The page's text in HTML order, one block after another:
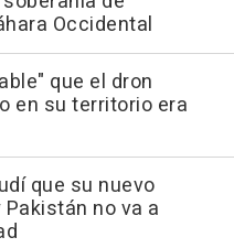
Occidental
que el dron
en su territorio era
que su nuevo
no va a